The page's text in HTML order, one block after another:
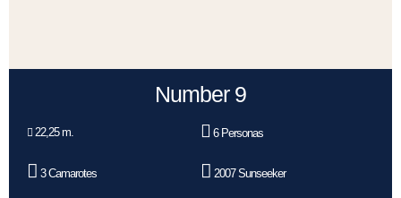
Number 9
22,25 m. 6 Personas
3 Camarotes 2007 Sunseeker